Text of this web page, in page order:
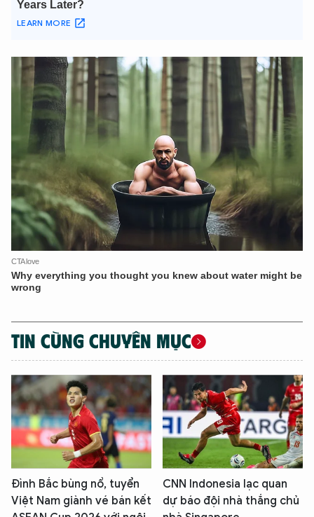
TIN CÙNG CHUYÊN MỤC
Đình Bắc bùng nổ, tuyển
Việt Nam giành vé bán kết
CNN Indonesia lạc quan
dự báo đội nhà thắng chủ